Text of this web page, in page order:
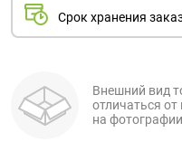
Срок хранения
Внешний вид
отличаться
на фотографии